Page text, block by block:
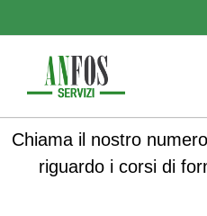
Chiama il nostro
riguardo i corsi di